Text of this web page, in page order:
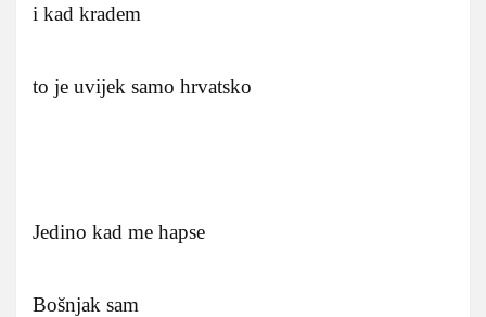
i kad kradem
to je uvijek samo hrvatsko
Jedino kad me hapse
Bošnjak sam